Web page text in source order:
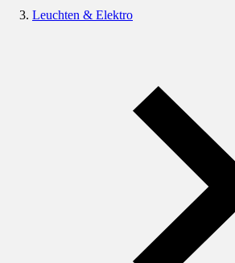
Leuchten & Elektro